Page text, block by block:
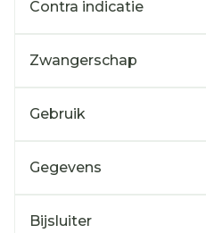
Contra indicatie
Zwangerschap
Gebruik
Gegevens
Bijsluiter